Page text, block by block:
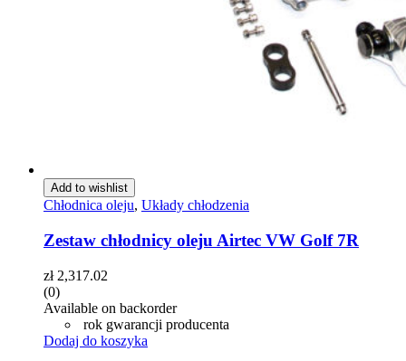
Add to wishlist
Chłodnica oleju, Układy chłodzenia
Zestaw chłodnicy oleju Airtec VW Golf 7R
zł2,317.02
(0)
Available on backorder
rok gwarancji producenta
Dodaj do koszyka